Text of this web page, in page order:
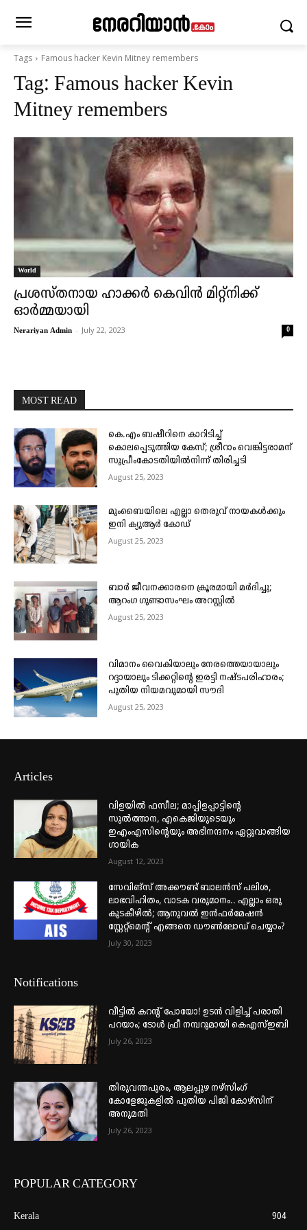
Tags Famous hacker Kevin Mitney remembers
Tag: Famous hacker Kevin
Mitney remembers
World
പ്രശസ്തനായ ഹാക്കര്‍ കെവിൻ മിറ്റ്നിക്ക്
ഓര്‍മ്മയായി
Nerariyan Admin - July 22, 2023 0
MOST READ
കെ.എം ബഷീറിനെ കാറിടിച്ച്
കൊലപ്പെടുത്തിയ കേസ്; ശ്രീറാം വെങ്കിട്ടരാമന്
സുപ്രീംകോടതിയിൽനിന്ന് തിരിച്ചടി
August 25, 2023
മുംബൈയിലെ എല്ലാ തെരുവ് നായകൾക്കും
ഇനി ക്യുആർ കോഡ്
August 25, 2023
ബാർ ജീവനക്കാരനെ ക്രൂരമായി മർദിച്ചു;
ആറംഗ ഗുണ്ടാസംഘം അറസ്റ്റിൽ
August 25, 2023
വിമാനം വൈകിയാലും നേരത്തെയായാലും
റദ്ദായാലും ടിക്കറ്റിന്റെ ഇരട്ടി നഷ്ടപരിഹാരം;
പുതിയ നിയമവുമായി സൗദി
August 25, 2023
Articles
വിളയിൽ ഫസീല; മാപ്പിളപ്പാട്ടിന്റെ
സുൽത്താന, എകെജിയുടെയും
ഇഎംഎസിന്റെയും അഭിനന്ദനം ഏറ്റുവാങ്ങിയ
ഗായിക
August 12, 2023
സേവിങ്സ് അക്കൗണ്ട് ബാലൻസ് പലിശ,
ലാഭവിഹിതം, വാടക വരുമാനം.. എല്ലാം ഒരു
കുടകീഴിൽ; ആനുവൽ ഇൻഫർമേഷൻ
സ്റ്റേറ്റ്മെന്റ് എങ്ങനെ ഡൗൺലോഡ് ചെയ്യാം?
July 30, 2023
Notifications
വീട്ടില്‍ കറന്റ് പോയോ! ഉടന്‍ വിളിച്ച് പരാതി
പറയാം; ടോള്‍ ഫ്രീ നമ്പറുമായി കെഎസ്ഇബി
July 26, 2023
തിരുവന്തപുരം, ആലപ്പുഴ നഴ്‌സിംഗ്
കോളേജുകളില്‍ പുതിയ പിജി കോഴ്‌സിന്
അനുമതി
July 26, 2023
POPULAR CATEGORY
Kerala 904